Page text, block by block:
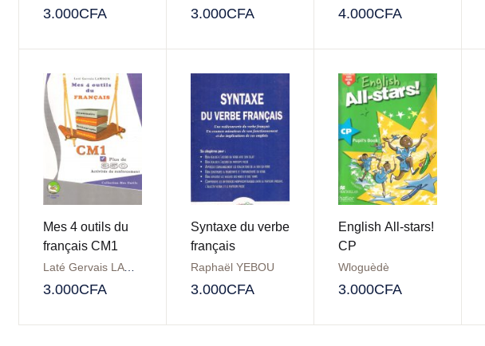
3.000CFA 3.000CFA 4.000CFA
Mes 4 outils du
français CM1
Laté Gervais LAWSON
3.000CFA
Syntaxe du verbe
français
Raphaël YEBOU
3.000CFA
English All-stars!
CP
Wloguèdè
3.000CFA